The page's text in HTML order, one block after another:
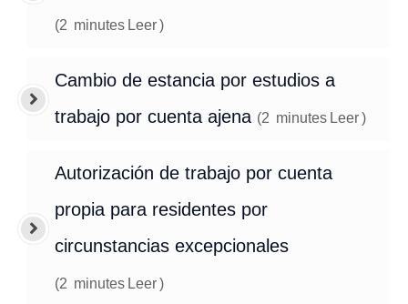
(2 minutes Leer)
Cambio de estancia por estudios a
trabajo por cuenta ajena (2 minutes Leer)
Autorización de trabajo por cuenta
propia para residentes por
circunstancias excepcionales
(2 minutes Leer)